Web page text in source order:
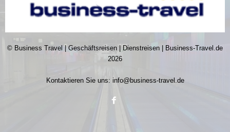
© Business Travel | Geschäftsreisen | Dienstreisen | Business-Travel.de
2026
Kontaktieren Sie uns: info@business-travel.de